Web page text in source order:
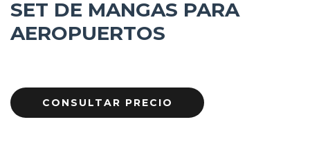
SET DE MANGAS PARA
AEROPUERTOS